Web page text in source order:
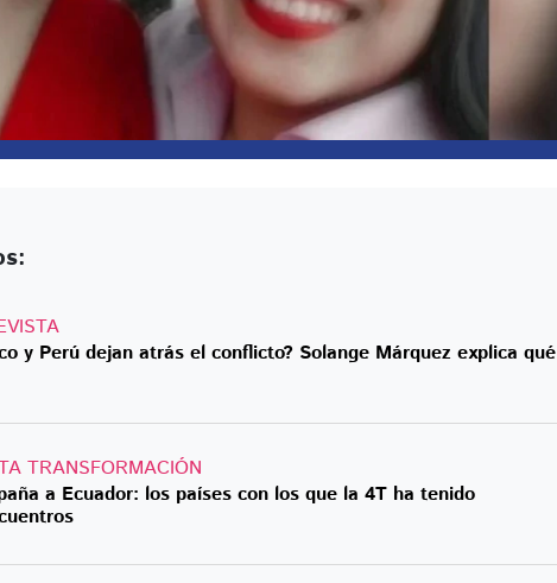
y Perú dejan atrás el conflicto? Solange Márquez explica qué
TRANSFORMACIÓN
a Ecuador: los países con los que la 4T ha tenido